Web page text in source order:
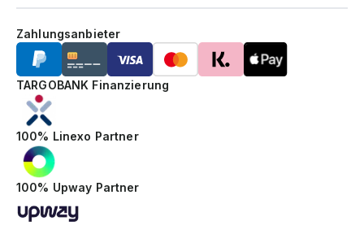
100% Upway Partner
100% Linexo Partner
TARGOBANK Finanzierung
Zahlungsanbieter